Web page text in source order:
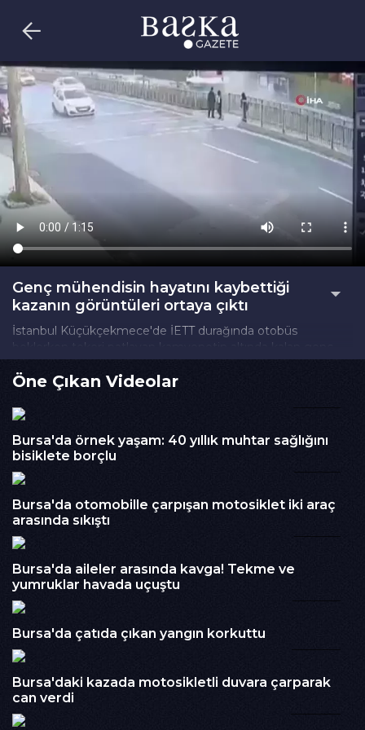
Genç mühendisin hayatını kaybettiği
kazanın görüntüleri ortaya çıktı
İstanbul Küçükçekmece'de İETT durağında otobüs
beklerken tekeri patlayan kamyonetin altında kalan genç
mühendis Görkem Selvitop'un hayatını kaybettiği kazanın
güvenlik kamerası görüntüleri ortaya çıktı. Görüntülerde
kamyonetin mühendise çarptığı kazanın ardından
kamyonet şoförünün ağır yaralanan gencin ambulansa
İzlenme : 352
Kategori :
Embed Kodu :
Öne Çıkan Videolar
Bursa'da örnek yaşam: 40 yıllık muhtar sağlığını
bisiklete borçlu
Bursa'da otomobille çarpışan motosiklet iki araç
arasında sıkıştı
Bursa'da aileler arasında kavga! Tekme ve
yumruklar havada uçuştu
Bursa'da çatıda çıkan yangın korkuttu
Bursa'daki kazada motosikletli duvara çarparak
can verdi